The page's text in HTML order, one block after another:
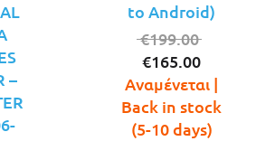
–
to Android)
€199.00
was:
€199.00.
€165.00
τρέχουσα
τιμή
είναι:
Αναμένεται |
Back in stock
(5-10 days)